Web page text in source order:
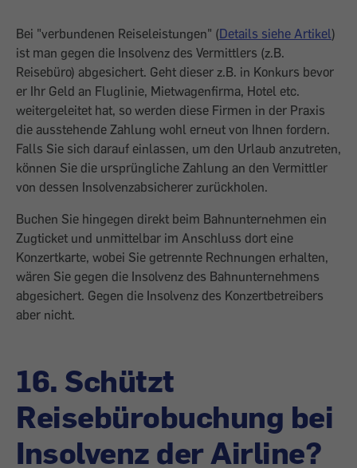
Bei "verbundenen Reiseleistungen" (Details siehe Artikel)
ist man gegen die Insolvenz des Vermittlers (z.B.
Reisebüro) abgesichert. Geht dieser z.B. in Konkurs bevor
er Ihr Geld an Fluglinie, Mietwagenfirma, Hotel etc.
weitergeleitet hat, so werden diese Firmen in der Praxis
die ausstehende Zahlung wohl erneut von Ihnen fordern.
Falls Sie sich darauf einlassen, um den Urlaub anzutreten,
können Sie die ursprüngliche Zahlung an den Vermittler
von dessen Insolvenzabsicherer zurückholen.
Buchen Sie hingegen direkt beim Bahnunternehmen ein
Zugticket und unmittelbar im Anschluss dort eine
Konzertkarte, wobei Sie getrennte Rechnungen erhalten,
wären Sie gegen die Insolvenz des Bahnunternehmens
abgesichert. Gegen die Insolvenz des Konzertbetreibers
aber nicht.
16. Schützt
Reisebürobuchung bei
Insolvenz der Airline?